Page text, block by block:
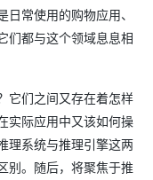
常使用的购物应用、
们都与这个领域息息相
它们之间又存在着怎样
实际应用中又该如何操
理系统与推理引擎这两
别。随后，将聚焦于推